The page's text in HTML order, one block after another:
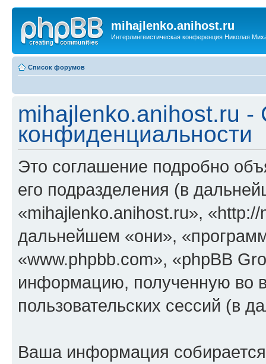
mihajlenko.anihost.ru
Интерлингвистическая конференция Николая
Список форумов
mihajlenko.anihost.ru -
конфиденциальности
Это соглашение подробно
его подразделения (в
«mihajlenko.anihost.ru»,
дальнейшем «они»,
«www.phpbb.com», «phpBB
информацию, полученную во
пользовательских сессий (в
Ваша информация